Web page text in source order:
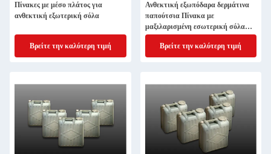
Πίνακες με μέσο πλάτος για
ανθεκτική εξωτερική σόλα
Βρείτε την καλύτερη τιμή
Ανθεκτική εξωπόδαρα δερμάτινα
παπούτσια Πίνακα με
μαξιλαρισμένη εσωτερική σόλα
και δερμάτινη επένδυση για άνεση
Βρείτε την καλύτερη τιμή